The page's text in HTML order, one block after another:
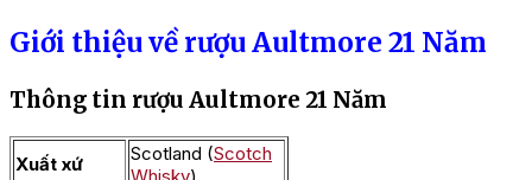
Giới thiệu về rượu Aultmore 21 Năm
Thông tin rượu Aultmore 21 Năm
Xuất xứ Scotland (Scotch